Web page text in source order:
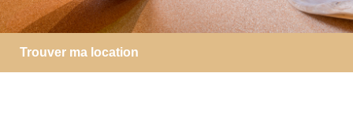
Trouver ma location